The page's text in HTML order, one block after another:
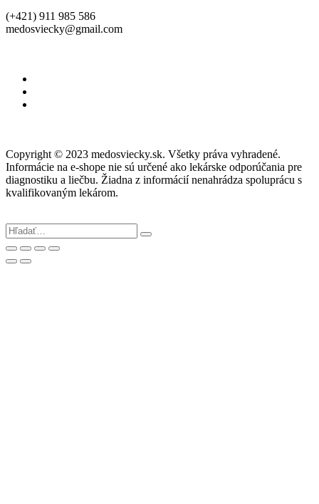
(+421) 911 985 586
medosviecky@gmail.com
Copyright © 2023 medosviecky.sk. Všetky práva vyhradené.
Informácie na e-shope nie sú určené ako lekárske odporúčania pre
diagnostiku a liečbu. Žiadna z informácií nenahrádza spoluprácu s
kvalifikovaným lekárom.